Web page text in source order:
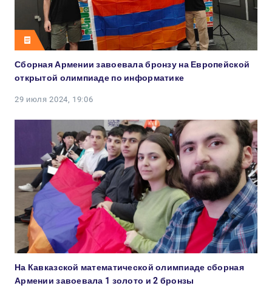
Сборная Армении завоевала бронзу на Европейской
открытой олимпиаде по информатике
29 июля 2024, 19:06
На Кавказской математической олимпиаде сборная
Армении завоевала 1 золото и 2 бронзы